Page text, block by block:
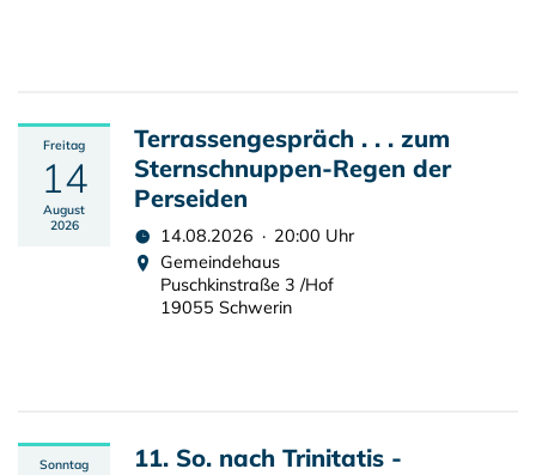
Freitag
14
August
2026
Terrassengespräch . . . zum
Sternschnuppen-Regen der
Perseiden
14.08.2026 · 20:00 Uhr
Gemeindehaus
Puschkinstraße 3 /Hof
19055 Schwerin
Sonntag
11. So. nach Trinitatis -